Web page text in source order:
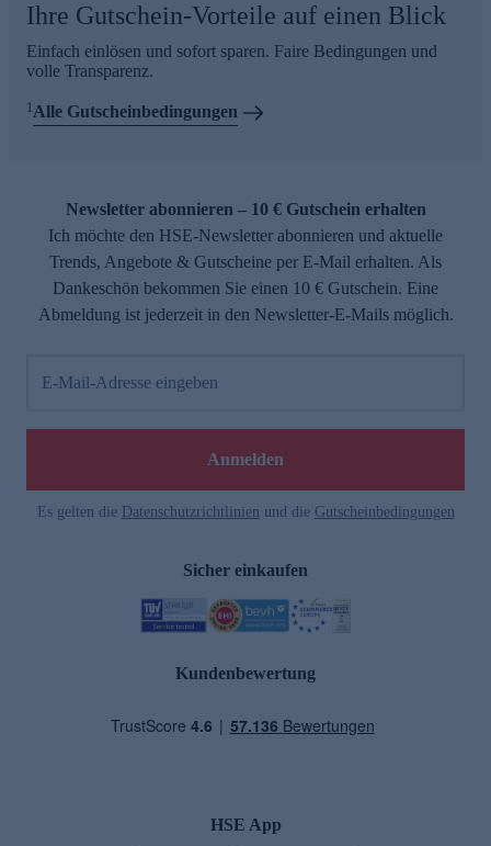
Ihre Gutschein-Vorteile auf einen Blick
Einfach einlösen und sofort sparen. Faire Bedingungen und
volle Transparenz.
1Alle Gutscheinbedingungen
Newsletter abonnieren – 10 € Gutschein erhalten
Ich möchte den HSE-Newsletter abonnieren und aktuelle
Trends, Angebote & Gutscheine per E-Mail erhalten. Als
Dankeschön bekommen Sie einen 10 € Gutschein. Eine
Abmeldung ist jederzeit in den Newsletter-E-Mails möglich.
E-Mail-Adresse eingeben
Anmelden
Es gelten die Datenschutzrichtlinien und die Gutscheinbedingungen
Sicher einkaufen
Kundenbewertung
HSE App